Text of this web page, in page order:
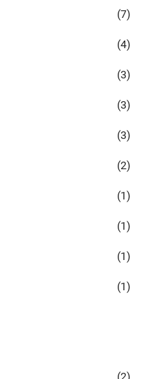
(7)
(4)
(3)
(3)
(3)
(2)
(1)
(1)
(1)
(1)